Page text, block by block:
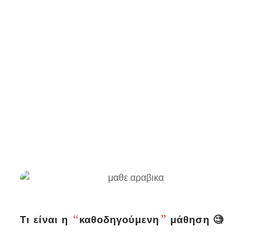
Τι είναι η “καθοδηγούμενη ” μάθηση 🧐